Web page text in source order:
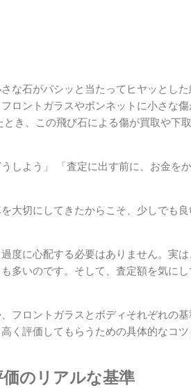
な石がパシッと当たってヒヤッとし
ロントガラスやボンネットに小さな
き、この飛び石による傷が買取や下
しよう」 「査定に出す前に、お金を
大切にしてきたからこそ、少しでも
度に心配する必要はありません。実
多いのです。そして、査定額を気に
フロントガラスとボディそれぞれの
く評価してもらうための具体的なコ
のリアルな基準